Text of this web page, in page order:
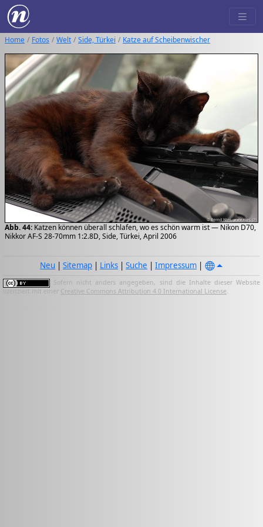
Home Fotos Welt Side, Türkei Katze auf Scheibenwischer
Abb. 44: Katzen können überall schlafen, wo es schön warm ist — Nikon D70,
Nikkor AF-S 28-70mm 1:2.8D, Side, Türkei, April 2006
Neu |Sitemap | Links |Suche |Impressum |
Sofern nicht anders angegeben, sind die Inhalte dieser Website
lizenziert mit einer Creative Commons Attribution 4.0 International License.